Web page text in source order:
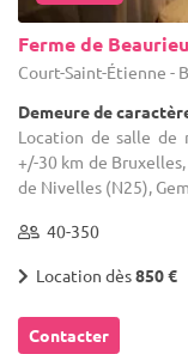
Ferme de
Court-Saint-Étienne -
Demeure de
Location de salle de
+/-30 km de
de Nivelles (N25),
40-350
Location dès850 €
Contacter